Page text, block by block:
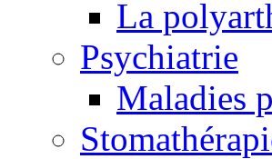
La
Psychiatrie
Maladies